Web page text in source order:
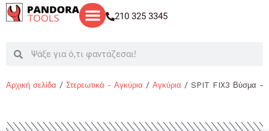
Μετάβαση
στο
210 325 3345
SearchSearch
Αρχική σελίδα / Στερεωτικά - Αγκύρια / Αγκύρια / SPIT FIX3 Βύσμα –